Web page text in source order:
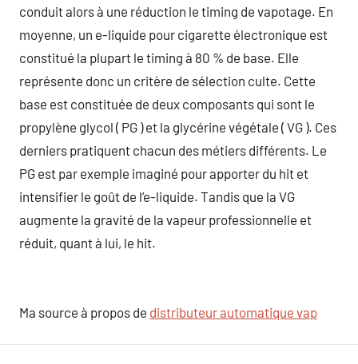
conduit alors à une réduction le timing de vapotage. En
moyenne, un e-liquide pour cigarette électronique est
constitué la plupart le timing à 80 % de base. Elle
représente donc un critère de sélection culte. Cette
base est constituée de deux composants qui sont le
propylène glycol ( PG ) et la glycérine végétale ( VG ). Ces
derniers pratiquent chacun des métiers différents. Le
PG est par exemple imaginé pour apporter du hit et
intensifier le goût de l’e-liquide. Tandis que la VG
augmente la gravité de la vapeur professionnelle et
réduit, quant à lui, le hit.
Ma source à propos de distributeur automatique vap